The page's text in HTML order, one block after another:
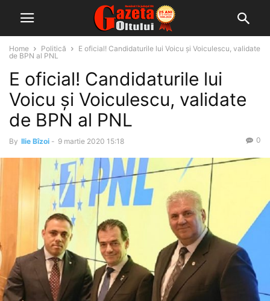
Home Politică
E oficial! Candidaturile lui Voicu și Voiculescu, validate
de BPN al PNL
E oficial! Candidaturile lui
Voicu și Voiculescu, validate
de BPN al PNL
By Ilie Bîzoi - 9 martie 2020 15:18 0